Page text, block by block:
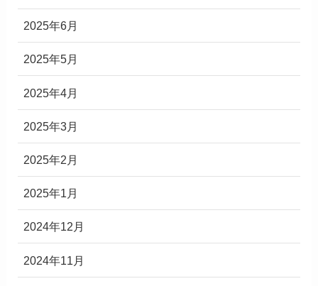
2025年6月
2025年5月
2025年4月
2025年3月
2025年2月
2025年1月
2024年12月
2024年11月